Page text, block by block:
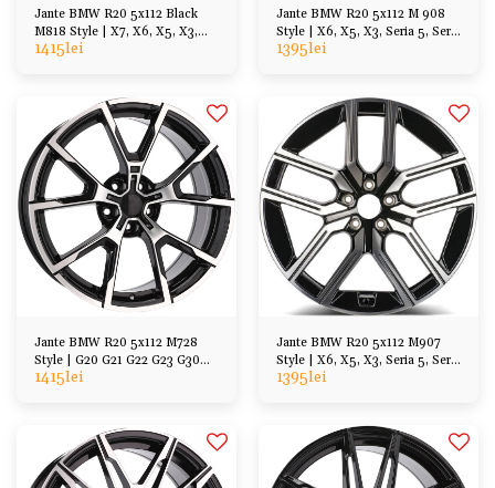
Jante BMW R20 5x112 Black
M818 Style | X7, X6, X5, X3,
Seria 5, Seria 7
1415lei
Jante BMW R20 5x112 M 908
Style | X6, X5, X3, Seria 5, Seria
7
1395lei
Jante BMW R20 5x112 M728
Style | G20 G21 G22 G23 G30
G31 G11 G12
1415lei
Jante BMW R20 5x112 M907
Style | X6, X5, X3, Seria 5, Seria
7
1395lei